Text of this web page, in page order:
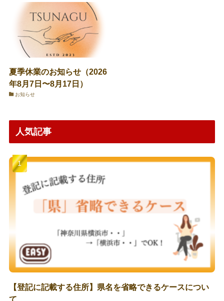
夏季休業のお知らせ（2026
年8月7日〜8月17日）
お知らせ
人気記事
【登記に記載する住所】県名を省略できるケースについ
て